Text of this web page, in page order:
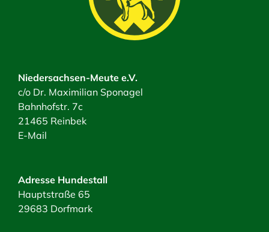
Niedersachsen-Meute e.V.
c/o Dr. Maximilian Sponagel
Bahnhofstr. 7c
21465 Reinbek
E-Mail
Adresse Hundestall
Hauptstraße 65
29683 Dorfmark